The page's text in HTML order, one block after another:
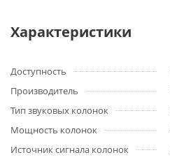
Характеристики
Доступность
Производитель
Тип звуковых колонок
Мощность колонок
Источник сигнала колонок